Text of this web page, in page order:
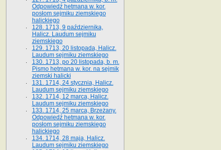
Odpowiedź hetmana w. kor.
posłom sejmiku ziemskiego
halickiego
128. 1713, 9 października,
Halicz. Laudum sejmiku
ziemskiego
129. 1713, 20 listopada, Halicz.
Laudum sejmiku ziemskiego
130. 1713, po 20 listopada, b. m.
Pismo hetmana w. kor. na sejmik
ziemski halicki
131. 1714, 24 stycznia, Halicz.
Laudum sejmiku ziemskiego
132. 1714, 12 marca, Halicz.
Laudum sejmiku ziemskiego
133. 1714, 25 marca, Brzeżany.
Odpowiedź hetmana w. kor.
posłom sejmiku ziemskiego
halickiego
134. 1714, 28 maja, Halicz.
Laudum sejmiku ziemskiego